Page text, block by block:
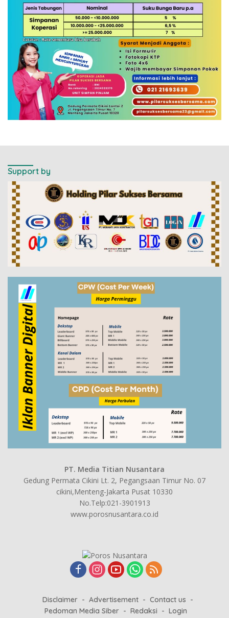
Support by
PT. Media Titian Nusantara
Gedung Permata Cikini Lt. 2, Pegangsaan Timur No. 07
cikini,Menteng-Jakarta Pusat 10330
No.Telp:021-3901913
www.porosnusantara.co.id
Disclaimer Advertisement
Contact us
Pedoman Media Siber
Redaksi Login